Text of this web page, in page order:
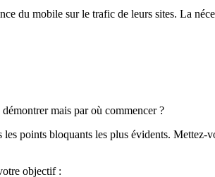
du mobile sur le trafic de leurs sites. La
mais par où commencer ?
points bloquants les plus évidents.
objectif :